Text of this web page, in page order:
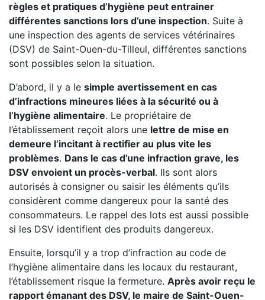
règles et pratiques d’hygiène peut entrainer
différentes sanctions lors d’une inspection. Suite à
une inspection des agents de services vétérinaires
(DSV) de Saint-Ouen-du-Tilleul, différentes sanctions
sont possibles selon la situation.
D’abord, il y a le simple avertissement en cas
d’infractions mineures liées à la sécurité ou à
l’hygiène alimentaire. Le propriétaire de
l’établissement reçoit alors une lettre de mise en
demeure l’incitant à rectifier au plus vite les
problèmes. Dans le cas d’une infraction grave, les
DSV envoient un procès-verbal. Ils sont alors
autorisés à consigner ou saisir les éléments qu’ils
considèrent comme dangereux pour la santé des
consommateurs. Le rappel des lots est aussi possible
si les DSV identifient des produits dangereux.
Ensuite, lorsqu’il y a trop d’infraction au code de
l’hygiène alimentaire dans les locaux du restaurant,
l’établissement risque la fermeture. Après avoir reçu le
rapport émanant des DSV, le maire de Saint-Ouen-